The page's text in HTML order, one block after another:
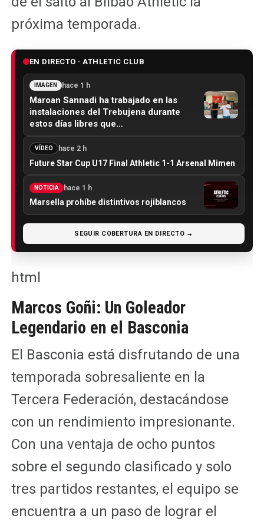
próxima temporada.
EN DIRECTO · ATHLETIC CLUB
IMAGEN hace 1 h
Maroan Sannadi ha trabajado en las
instalaciones del Trebujena durante
estos días libres que…
VÍDEO hace 2 h
Future Star Cup U17 Final Athletic 1-1 Arsenal Mimen
NOTICIA hace 1 h
Marsella prohíbe distintivos rojiblancos
SEGUIR COBERTURA EN DIRECTO →
html
Marcos Goñi: Un Goleador
Legendario en el Basconia
El Basconia está disfrutando de una
temporada sobresaliente en la
Tercera Federación, destacándose
con un rendimiento impresionante.
Con una ventaja de ocho puntos
sobre el segundo clasificado y solo
tres partidos restantes, el equipo se
encuentra a un paso de lograr el